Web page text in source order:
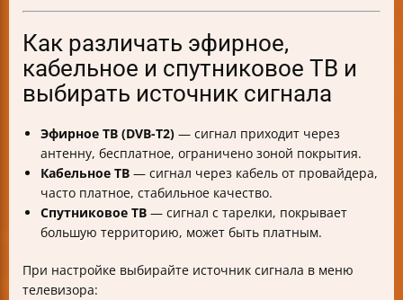
Как различать эфирное,
кабельное и спутниковое ТВ и
выбирать источник сигнала
Эфирное ТВ (DVB-T2) — сигнал приходит через
антенну, бесплатное, ограничено зоной покрытия.
Кабельное ТВ — сигнал через кабель от провайдера,
часто платное, стабильное качество.
Спутниковое ТВ — сигнал с тарелки, покрывает
большую территорию, может быть платным.
При настройке выбирайте источник сигнала в меню
телевизора: